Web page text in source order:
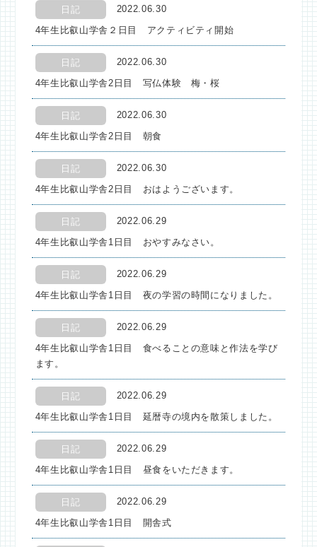
日記 2022.06.30
4年生比叡山学舎２日目 アクティビティ開始
日記 2022.06.30
4年生比叡山学舎2日目 写仏体験 梅・桜
日記 2022.06.30
4年生比叡山学舎2日目 朝食
日記 2022.06.30
4年生比叡山学舎2日目 おはようございます。
日記 2022.06.29
4年生比叡山学舎1日目 おやすみなさい。
日記 2022.06.29
4年生比叡山学舎1日目 夜の学習の時間になりました。
日記 2022.06.29
4年生比叡山学舎1日目 食べることの意味と作法を学び
ます。
日記 2022.06.29
4年生比叡山学舎1日目 延暦寺の境内を散策しました。
日記 2022.06.29
4年生比叡山学舎1日目 昼食をいただきます。
日記 2022.06.29
4年生比叡山学舎1日目 開舎式